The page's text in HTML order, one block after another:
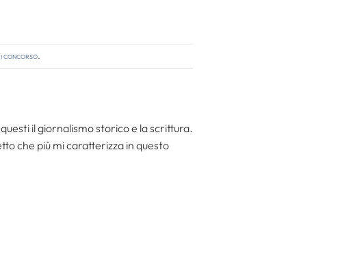
concorso.
il giornalismo storico e la scrittura.
che più mi caratterizza in questo